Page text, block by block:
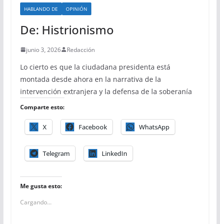
HABLANDO DE OPINIÓN
De: Histrionismo
junio 3, 2026 Redacción
Lo cierto es que la ciudadana presidenta está
montada desde ahora en la narrativa de la
intervención extranjera y la defensa de la soberanía
Comparte esto:
X Facebook WhatsApp
Telegram LinkedIn
Me gusta esto:
Cargando...